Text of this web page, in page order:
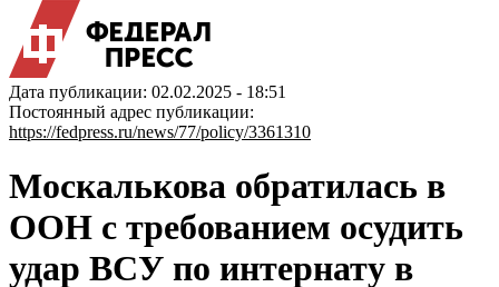
Дата публикации: 02.02.2025 - 18:51
Постоянный адрес публикации:
https://fedpress.ru/news/77/policy/3361310
Москалькова обратилась в
ООН с требованием осудить
удар ВСУ по интернату в